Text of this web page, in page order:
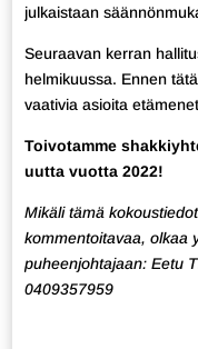
julkaistaan
Seuraavan kerran
helmikuussa. Ennen
vaativia asioita
Toivotamme
uutta vuotta 2022!
Mikäli tämä
kommentoitavaa, olkaa
puheenjohtajaan: Eetu
0409357959